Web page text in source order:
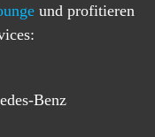
und profitieren
Benz